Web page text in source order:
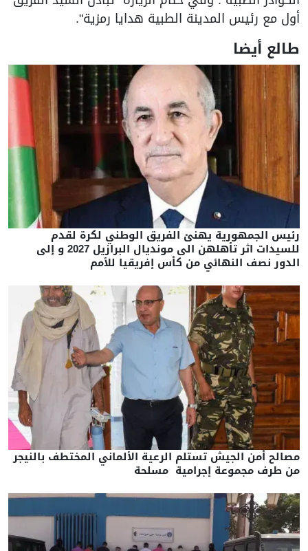
أول مع رئيس المدينة الطبية هدايا رمزية".
طالع أيضا
رئيس الجمهورية يهنئ الفريق الوطني لكرة لقدم
للسيدات اثر تأهلهن الى مونديال البرازيل 2027 و إلى
الدور نصف النهائي من كأس إفريقيا للأمم
مصالح أمن الجيش تستلم الرعية الألماني المختطف بالنيجر
من طرف مجموعة إجرامية مسلحة